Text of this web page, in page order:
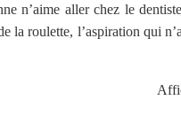
n’aime aller chez le
la roulette, l’aspiration qui